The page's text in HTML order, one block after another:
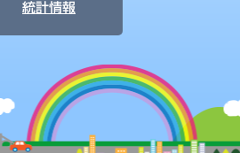
統計情報